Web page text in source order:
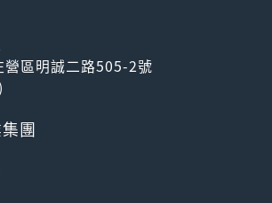
區明誠二路505-2號
團